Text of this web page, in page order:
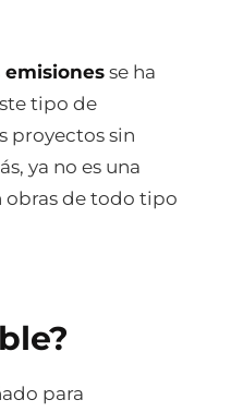
emisiones se ha
tipo de
proyectos sin
ya no es una
obras de todo tipo
para